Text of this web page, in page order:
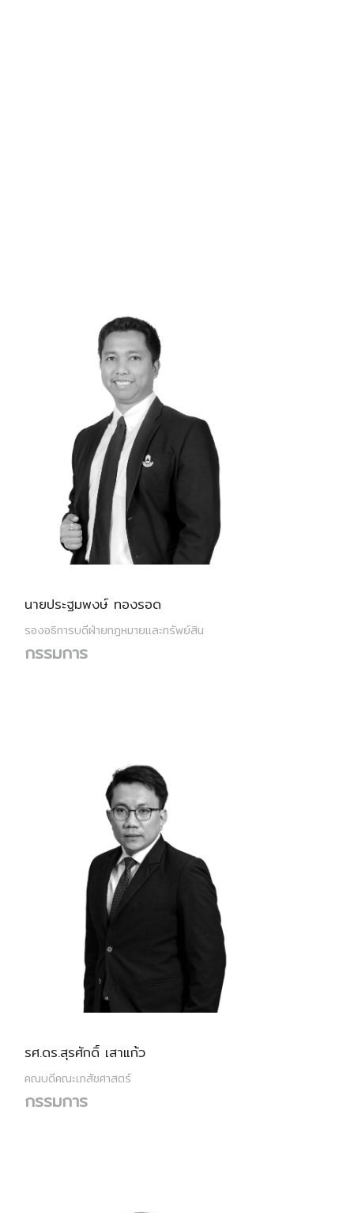
นายประฐมพงษ์ ทองรอด
รองอธิการบดีฝ่ายกฎหมายและทรัพย์สิน
กรรมการ
รศ.ดร.สุรศักดิ์ เสาแก้ว
คณบดีคณะเภสัชศาสตร์
กรรมการ